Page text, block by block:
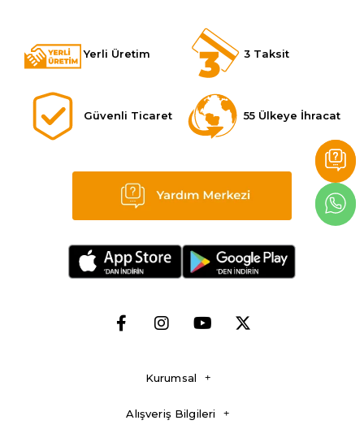
Yerli Üretim 3 Taksit
Güvenli Ticaret 55 Ülkeye İhracat
Kurumsal
Alışveriş Bilgileri